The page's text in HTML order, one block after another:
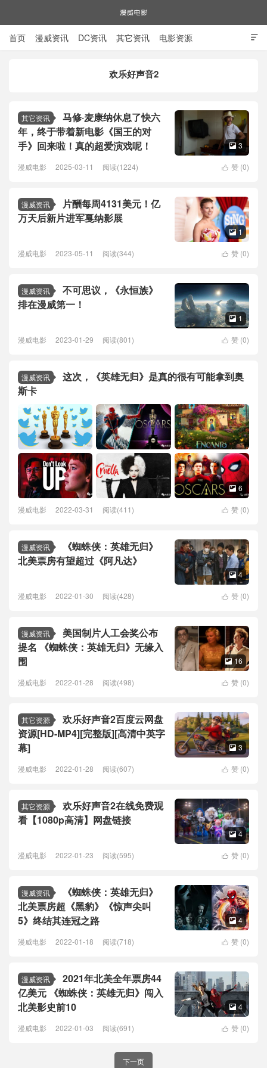

首页 漫威资讯 DC资讯 其它资讯 电影资源
欢乐好声音2
其它资讯
马修·麦康纳休息了快六
年，终于带着新电影《国王的对
手》回来啦！真的超爱演戏呢！
 3
 赞 (0)
漫威电影 2025-03-11 阅读(1224)
漫威资讯
片酬每周4131美元！亿
万天后新片进军戛纳影展
 1
 赞 (0)
漫威电影 2023-05-11 阅读(344)
漫威资讯
不可思议，《永恒族》
排在漫威第一！
 1
 赞 (0)
漫威电影 2023-01-29 阅读(801)
漫威资讯
这次，《英雄无归》是真的很有可能拿到奥
斯卡
 6
 赞 (0)
漫威电影 2022-03-31 阅读(411)
漫威资讯
《蜘蛛侠：英雄无归》
北美票房有望超过《阿凡达》
 4
 赞 (0)
漫威电影 2022-01-30 阅读(428)
漫威资讯
美国制片人工会奖公布
提名 《蜘蛛侠：英雄无归》无缘入
围
 16
 赞 (0)
漫威电影 2022-01-28 阅读(498)
其它资源
欢乐好声音2百度云网盘
资源[HD-MP4][完整版][高清中英字
幕]
 3
 赞 (0)
漫威电影 2022-01-28 阅读(607)
其它资源
欢乐好声音2在线免费观
看【1080p高清】网盘链接
 4
 赞 (0)
漫威电影 2022-01-23 阅读(595)
漫威资讯
《蜘蛛侠：英雄无归》
北美票房超《黑豹》《惊声尖叫
5》终结其连冠之路
 4
 赞 (0)
漫威电影 2022-01-18 阅读(718)
漫威资讯
2021年北美全年票房44
亿美元 《蜘蛛侠：英雄无归》闯入
北美影史前10
 4
 赞 (0)
漫威电影 2022-01-03 阅读(691)
下一页